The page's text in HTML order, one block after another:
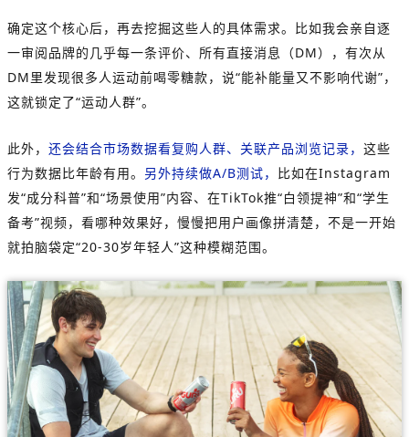
确定这个核心后，再去挖掘这些人的具体需求。比如我会亲自逐
一审阅品牌的几乎每一条评价、所有直接消息（DM），有次从
DM里发现很多人运动前喝零糖款，说“能补能量又不影响代谢”，
这就锁定了“运动人群”。
此外， 还会结合市场数据看复购人群、关联产品浏览记录， 这些
行为数据比年龄有用。 另外持续做A/B测试， 比如在Instagram
发“成分科普”和“场景使用”内容、在TikTok推“白领提神”和“学生
备考”视频，看哪种效果好，慢慢把用户画像拼清楚，不是一开始
就拍脑袋定“20-30岁年轻人”这种模糊范围。